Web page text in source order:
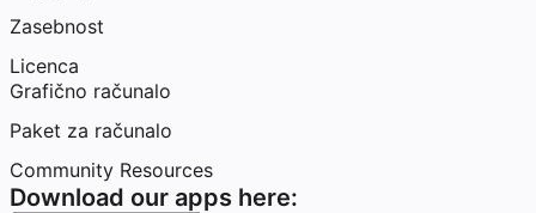
Zasebnost
Licenca
Grafično računalo
Paket za računalo
Community Resources
Download our apps here: